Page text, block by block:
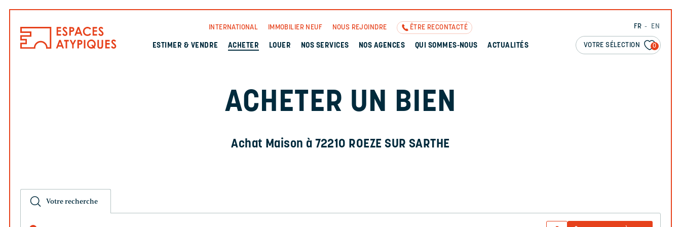
FR EN
VOTRE SÉLECTION 0
INTERNATIONAL IMMOBILIER NEUF NOUS REJOINDRE ÊTRE RECONTACTÉ
ESTIMER & VENDRE ACHETER LOUER NOS SERVICES NOS AGENCES QUI SOMMES-NOUS ACTUALITÉS
ACHETER UN BIEN
Achat Maison à 72210 ROEZE SUR SARTHE
Votre recherche